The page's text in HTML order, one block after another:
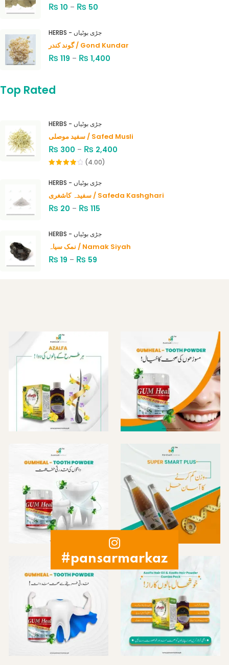
₨ 10 – ₨ 50
HERBS - جڑی بوٹیاں
گوند کندر / Gond Kundar
₨ 119 – ₨ 1,400
Top Rated
HERBS - جڑی بوٹیاں
سفید موصلی / Safed Musli
₨ 300 – ₨ 2,400
of 5
(4.00)
HERBS - جڑی بوٹیاں
سفیدہ کاشغری / Safeda Kashghari
₨ 20 – ₨ 115
HERBS - جڑی بوٹیاں
نمک سیاہ / Namak Siyah
₨ 19 – ₨ 59
#pansarmarkaz